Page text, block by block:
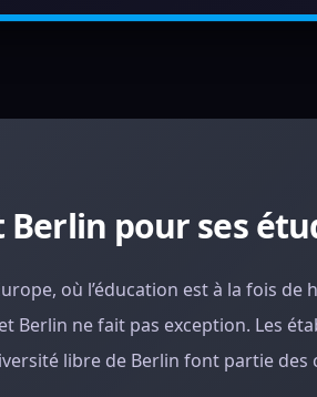
pour ses
où l’éducation est à la fois de
Berlin ne fait pas exception. Les
libre de Berlin font partie